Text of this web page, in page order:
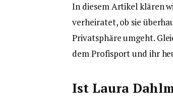
In diesem Artikel klären
verheiratet, ob sie
Privatsphäre umgeht.
dem Profisport und ihr
Ist Laura